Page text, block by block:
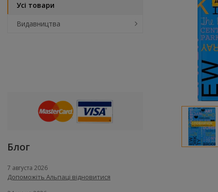
Усі товари
Видавництва
Блог
7 августа 2026
Допоможіть Альпаці відновитися